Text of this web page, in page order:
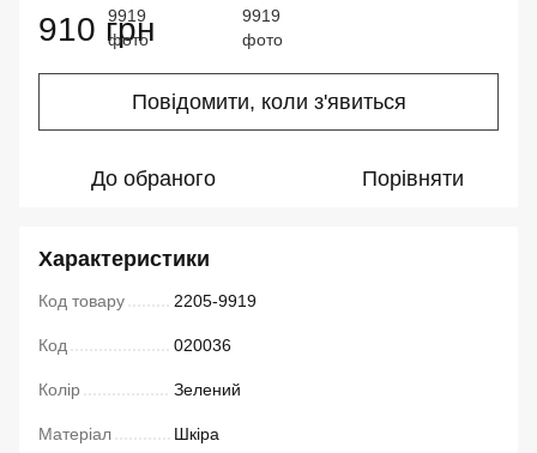
910 грн
Повідомити, коли з'явиться
До обраного Порівняти
Характеристики
Код товару 2205-9919
Код 020036
Колір Зелений
Матеріал Шкіра